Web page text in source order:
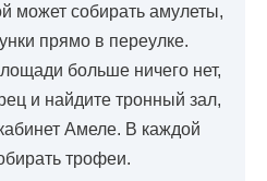
может собирать амулеты,
прямо в переулке.
больше ничего нет,
и найдите тронный зал,
Амеле. В каждой
трофеи.